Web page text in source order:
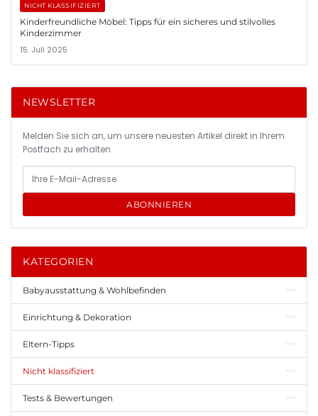
NICHT KLASSIFIZIERT
Kinderfreundliche Möbel: Tipps für ein sicheres und stilvolles
Kinderzimmer
15. Juli 2025
NEWSLETTER
Melden Sie sich an, um unsere neuesten Artikel direkt in Ihrem
Postfach zu erhalten.
ABONNIEREN
KATEGORIEN
Babyausstattung & Wohlbefinden
Einrichtung & Dekoration
Eltern-Tipps
Nicht klassifiziert
Tests & Bewertungen